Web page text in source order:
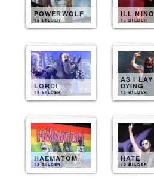
POWERWOLF
15 BILDER
ILL NINO
15 BILDER
LORDI
13 BILDER
AS I LAY
DYING
13 BILDER
HAEMATOM
13 BILDER
HATE
10 BILDER